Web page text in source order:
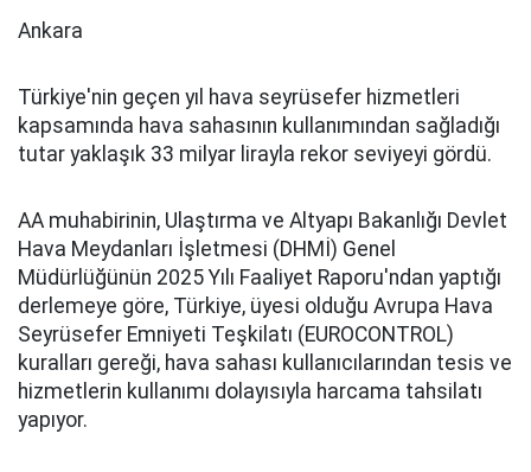
Ankara
Türkiye'nin geçen yıl hava seyrüsefer hizmetleri
kapsamında hava sahasının kullanımından sağladığı
tutar yaklaşık 33 milyar lirayla rekor seviyeyi gördü.
AA muhabirinin, Ulaştırma ve Altyapı Bakanlığı Devlet
Hava Meydanları İşletmesi (DHMİ) Genel
Müdürlüğünün 2025 Yılı Faaliyet Raporu'ndan yaptığı
derlemeye göre, Türkiye, üyesi olduğu Avrupa Hava
Seyrüsefer Emniyeti Teşkilatı (EUROCONTROL)
kuralları gereği, hava sahası kullanıcılarından tesis ve
hizmetlerin kullanımı dolayısıyla harcama tahsilatı
yapıyor.